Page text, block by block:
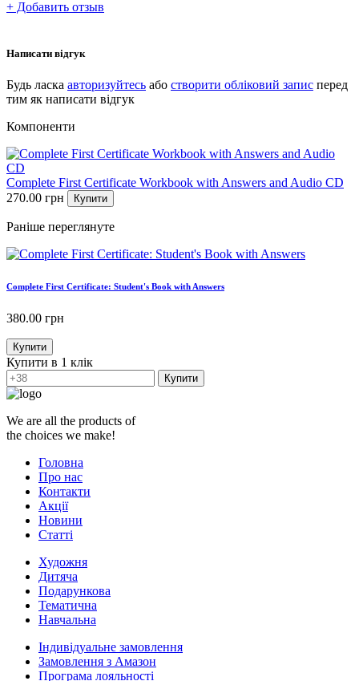
+ Добавить отзыв
Написати відгук
Будь ласка авторизуйтесь або створити обліковий запис перед
тим як написати відгук
Компоненти
Complete First Certificate Workbook with Answers and Audio CD
270.00 грн Купити
Раніше переглянуте
Complete First Certificate: Student's Book with Answers
380.00 грн
Купити
Купити в 1 клік
Купити
We are all the products of
the choices we make!
Головна
Про нас
Контакти
Акції
Новини
Статті
Художня
Дитяча
Подарункова
Тематична
Навчальна
Індивідуальне замовлення
Замовлення з Амазон
Програма лояльності